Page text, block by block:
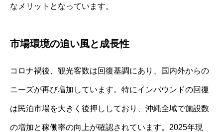
なメリットとなっています。
市場環境の追い風と成長性
コロナ禍後、観光客数は回復基調にあり、国内外からの
ニーズが再び増加しています。特にインバウンドの回復
は民泊市場を大きく後押ししており、沖縄全域で施設数
の増加と稼働率の向上が確認されています。2025年現